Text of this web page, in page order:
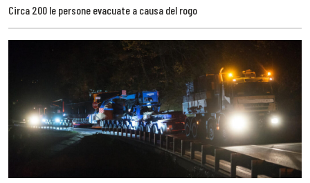
Circa 200 le persone evacuate a causa del rogo